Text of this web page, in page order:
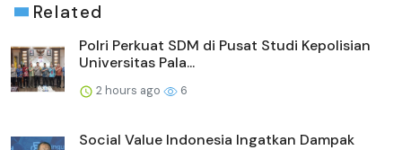
Related
Polri Perkuat SDM di Pusat Studi Kepolisian
Universitas Pala...
2 hours ago 6
Social Value Indonesia Ingatkan Dampak